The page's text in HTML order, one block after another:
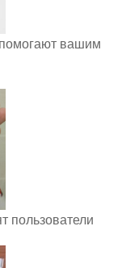
вашим
пользователи